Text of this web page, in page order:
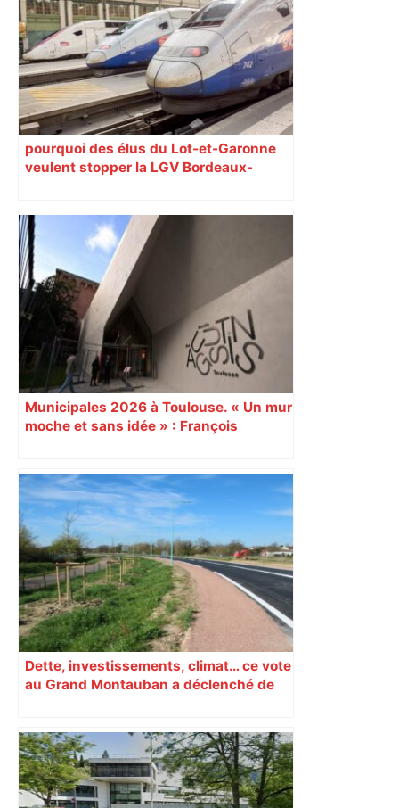
pourquoi des élus du Lot-et-Garonne
veulent stopper la LGV Bordeaux-
Municipales 2026 à Toulouse. « Un mur
moche et sans idée » : François
Augustins
Dette, investissements, climat… ce vote
au Grand Montauban a déclenché de